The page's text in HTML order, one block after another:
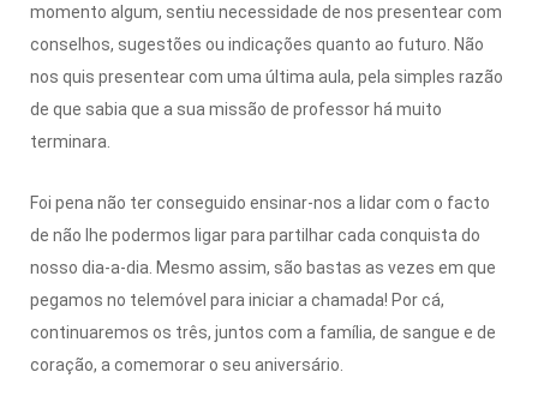
momento algum, sentiu necessidade de nos presentear com
conselhos, sugestões ou indicações quanto ao futuro. Não
nos quis presentear com uma última aula, pela simples razão
de que sabia que a sua missão de professor há muito
terminara.
Foi pena não ter conseguido ensinar-nos a lidar com o facto
de não lhe podermos ligar para partilhar cada conquista do
nosso dia-a-dia. Mesmo assim, são bastas as vezes em que
pegamos no telemóvel para iniciar a chamada! Por cá,
continuaremos os três, juntos com a família, de sangue e de
coração, a comemorar o seu aniversário.